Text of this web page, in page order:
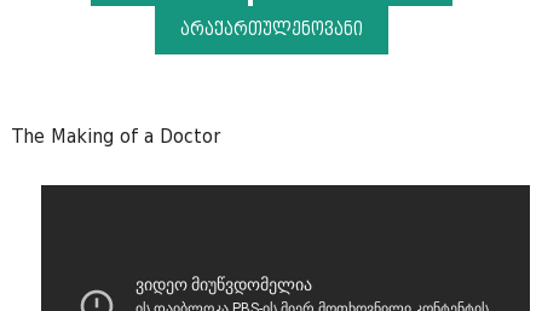
არაქართულენოვანი
The Making of a Doctor